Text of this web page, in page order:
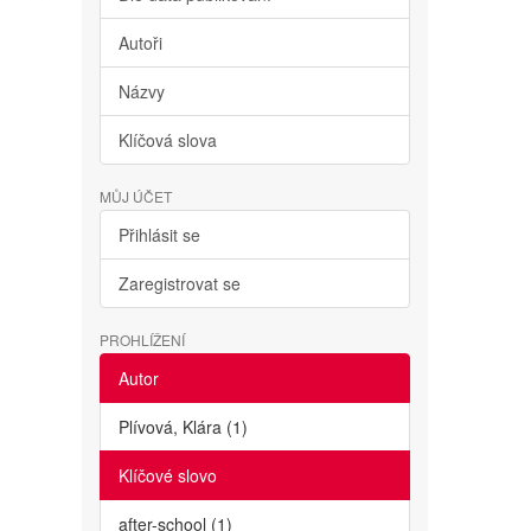
Autoři
Názvy
Klíčová slova
MŮJ ÚČET
Přihlásit se
Zaregistrovat se
PROHLÍŽENÍ
Autor
Plívová, Klára (1)
Klíčové slovo
after-school (1)